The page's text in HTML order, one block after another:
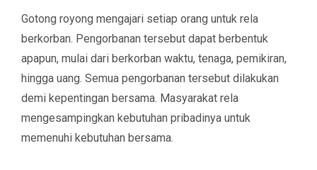
Gotong royong mengajari setiap orang untuk rela
berkorban. Pengorbanan tersebut dapat berbentuk
apapun, mulai dari berkorban waktu, tenaga, pemikiran,
hingga uang. Semua pengorbanan tersebut dilakukan
demi kepentingan bersama. Masyarakat rela
mengesampingkan kebutuhan pribadinya untuk
memenuhi kebutuhan bersama.